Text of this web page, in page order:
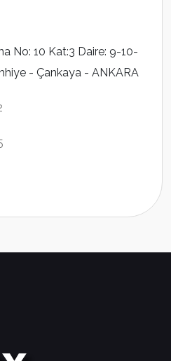
No: 10 Kat:3 Daire: 9-10-
- Çankaya - ANKARA